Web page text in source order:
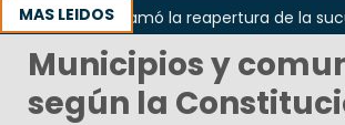
MAS LEIDOS
reclamó la reapertura de la sucursal
Municipios y
según la